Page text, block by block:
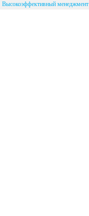
Высокоэффективный менеджмент